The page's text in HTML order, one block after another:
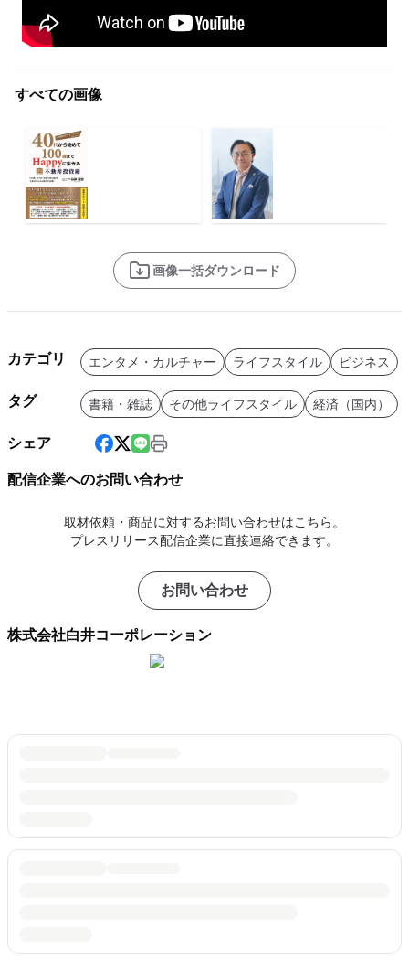
すべての画像
画像一括ダウンロード
カテゴリ エンタメ・カルチャー ライフスタイル ビジネス
タグ 書籍・雑誌 その他ライフスタイル 経済（国内）
シェア
配信企業へのお問い合わせ
取材依頼・商品に対するお問い合わせはこちら。
プレスリリース配信企業に直接連絡できます。
お問い合わせ
株式会社白井コーポレーション